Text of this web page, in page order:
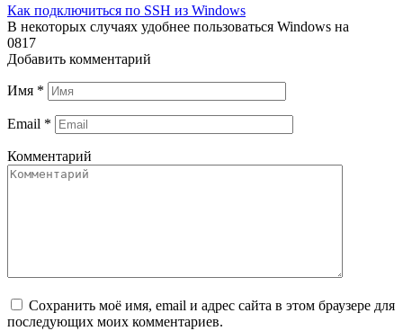
Как подключиться по SSH из Windows
В некоторых случаях удобнее пользоваться Windows на
0817
Добавить комментарий
Имя *
Email *
Комментарий
Сохранить моё имя, email и адрес сайта в этом браузере для
последующих моих комментариев.